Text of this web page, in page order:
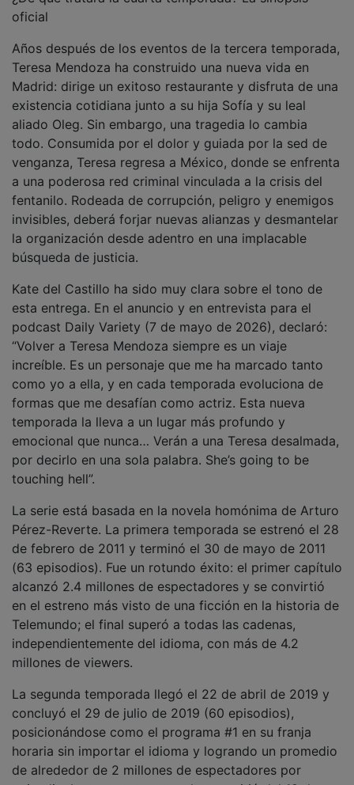
oficial
Años después de los eventos de la tercera temporada,
Teresa Mendoza ha construido una nueva vida en
Madrid: dirige un exitoso restaurante y disfruta de una
existencia cotidiana junto a su hija Sofía y su leal
aliado Oleg. Sin embargo, una tragedia lo cambia
todo. Consumida por el dolor y guiada por la sed de
venganza, Teresa regresa a México, donde se enfrenta
a una poderosa red criminal vinculada a la crisis del
fentanilo. Rodeada de corrupción, peligro y enemigos
invisibles, deberá forjar nuevas alianzas y desmantelar
la organización desde adentro en una implacable
búsqueda de justicia.
Kate del Castillo ha sido muy clara sobre el tono de
esta entrega. En el anuncio y en entrevista para el
podcast Daily Variety (7 de mayo de 2026), declaró:
“Volver a Teresa Mendoza siempre es un viaje
increíble. Es un personaje que me ha marcado tanto
como yo a ella, y en cada temporada evoluciona de
formas que me desafían como actriz. Esta nueva
temporada la lleva a un lugar más profundo y
emocional que nunca… Verán a una Teresa desalmada,
por decirlo en una sola palabra. She’s going to be
touching hell”.
La serie está basada en la novela homónima de Arturo
Pérez-Reverte. La primera temporada se estrenó el 28
de febrero de 2011 y terminó el 30 de mayo de 2011
(63 episodios). Fue un rotundo éxito: el primer capítulo
alcanzó 2.4 millones de espectadores y se convirtió
en el estreno más visto de una ficción en la historia de
Telemundo; el final superó a todas las cadenas,
independientemente del idioma, con más de 4.2
millones de viewers.
La segunda temporada llegó el 22 de abril de 2019 y
concluyó el 29 de julio de 2019 (60 episodios),
posicionándose como el programa #1 en su franja
horaria sin importar el idioma y logrando un promedio
de alrededor de 2 millones de espectadores por